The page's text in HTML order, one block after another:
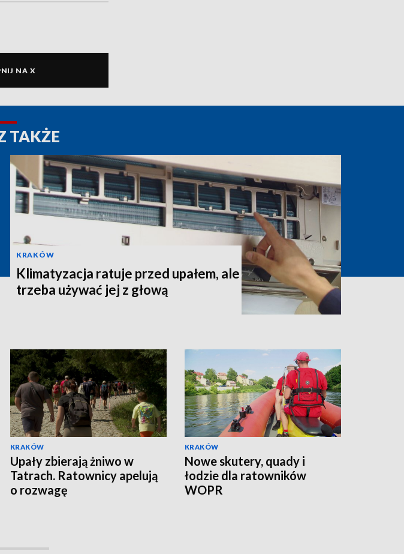
NA X
TAKŻE
KRAKÓW
Klimatyzacja ratuje przed upałem, ale
trzeba używać jej z głową
KRAKÓW
Upały zbierają żniwo w
Tatrach. Ratownicy apelują
o rozwagę
KRAKÓW
Nowe skutery, quady i
łodzie dla ratowników
WOPR